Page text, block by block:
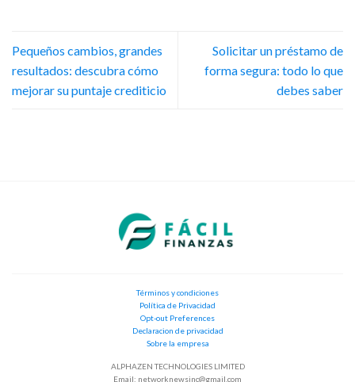
Pequeños cambios, grandes
resultados: descubra cómo
mejorar su puntaje crediticio
Solicitar un préstamo de
forma segura: todo lo que
debes saber
Términos y condiciones
Política de Privacidad
Opt-out Preferences
Declaracion de privacidad
Sobre la empresa
ALPHAZEN TECHNOLOGIES LIMITED
Email: networknewsinc@gmail.com